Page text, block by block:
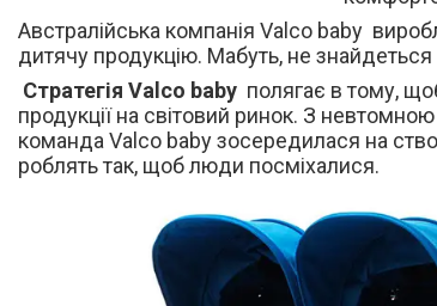
Австралійська компанія Valco baby
дитячу продукцію. Мабуть, не знайдеться
Стратегія Valco baby полягає в тому,
продукції на світовий ринок. З
команда Valco baby зосередилася на
роблять так, щоб люди посміхалися.